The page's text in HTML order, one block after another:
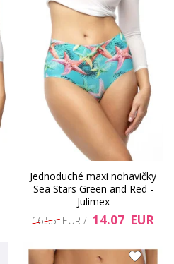
Jednoduché maxi nohavičky
Sea Stars Green and Red -
Julimex
16.55 EUR / 14.07 EUR